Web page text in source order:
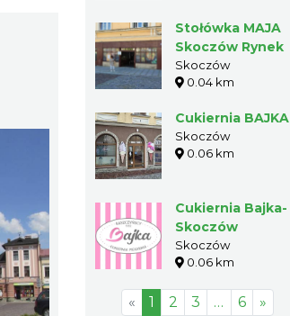
Stołówka MAJA
Skoczów Rynek
Skoczów
0.04 km
Cukiernia BAJKA
Skoczów
0.06 km
Cukiernia Bajka-
Skoczów
Skoczów
0.06 km
« 1 2 3 … 6 »